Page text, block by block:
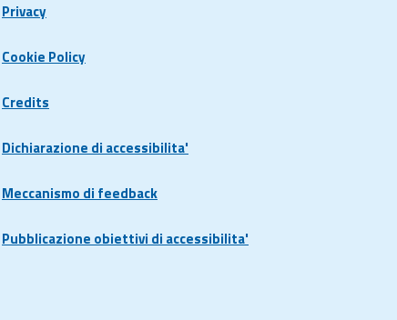
Privacy
Cookie Policy
Credits
Dichiarazione di accessibilita'
Meccanismo di feedback
Pubblicazione obiettivi di accessibilita'